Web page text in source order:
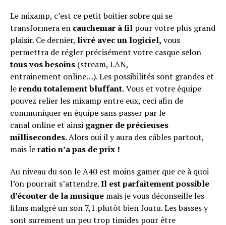
Le mixamp, c’est ce petit boitier sobre qui se
transformera en cauchemar à fil pour votre plus grand
plaisir. Ce dernier, livré avec un logiciel, vous
permettra de régler précisément votre casque selon
tous vos besoins (stream, LAN,
entrainement online…). Les possibilités sont grandes et
lerendu totalement bluffant.Vous et votre équipe
pouvez relier les mixamp entre eux, ceci afin de
communiquer en équipe sans passer par le
canal online et ainsi gagner de précieuses
millisecondes.Alors oui il y aura des câbles partout,
mais leratio n’a pas de prix !
Au niveau du son le A40 est moins gamer que ce à quoi
l’on pourrait s’attendre.Il est parfaitement possible
d’écouter de la musique mais je vous déconseille les
films malgré un son 7,1 plutôt bien foutu. Les basses y
sont surement un peu trop timides pour être